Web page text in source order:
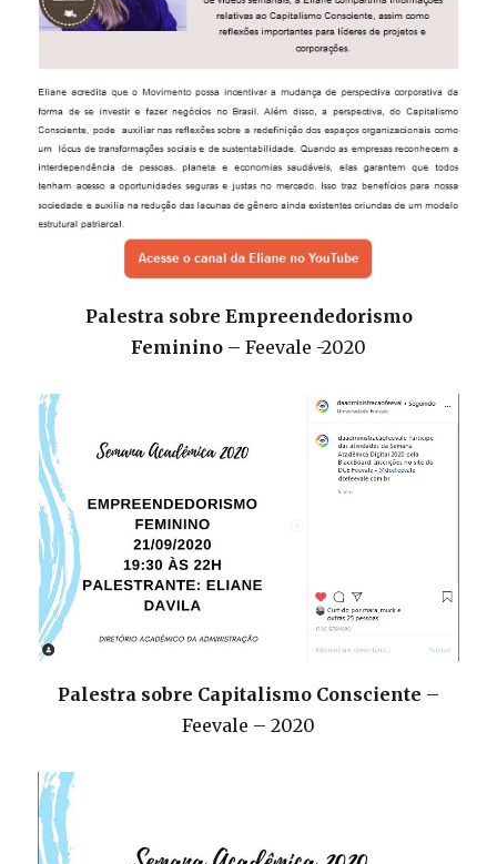
Palestra sobre Empreendedorismo
Feminino – Feevale -2020
Palestra sobre Capitalismo Consciente –
Feevale – 2020